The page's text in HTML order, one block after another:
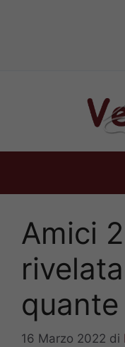
Amici
16 Marzo 2022 di